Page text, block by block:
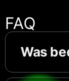
FAQ
Was